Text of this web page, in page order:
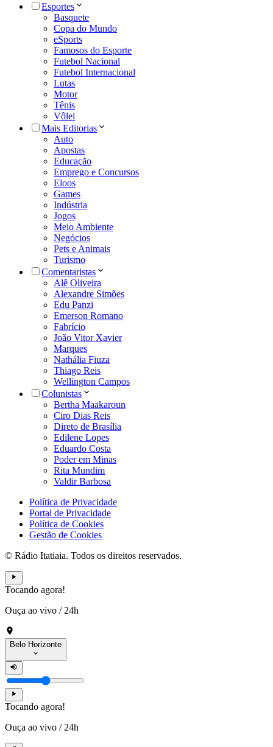
Esportes
Basquete
Copa do Mundo
eSports
Famosos do Esporte
Futebol Nacional
Futebol Internacional
Lutas
Motor
Tênis
Vôlei
Mais Editorias
Auto
Apostas
Educação
Emprego e Concursos
Eloos
Games
Indústria
Jogos
Meio Ambiente
Negócios
Pets e Animais
Turismo
Comentaristas
Alê Oliveira
Alexandre Simões
Edu Panzi
Emerson Romano
Fabrício
João Vitor Xavier
Marques
Nathália Fiuza
Thiago Reis
Wellington Campos
Colunistas
Bertha Maakaroun
Ciro Dias Reis
Direto de Brasília
Edilene Lopes
Eduardo Costa
Poder em Minas
Rita Mundim
Valdir Barbosa
Política de Privacidade
Portal de Privacidade
Política de Cookies
Gestão de Cookies
© Rádio Itatiaia. Todos os direitos reservados.
Tocando agora!
Ouça ao vivo / 24h
Belo Horizonte
Tocando agora!
Ouça ao vivo / 24h